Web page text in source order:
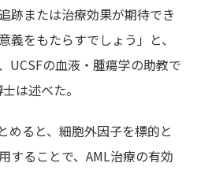
跡または治療効果が期待でき
義をもたらすでしょう」と、
UCSFの血液・腫瘍学の助教で
は述べた。
めると、細胞外因子を標的と
することで、AML治療の有効